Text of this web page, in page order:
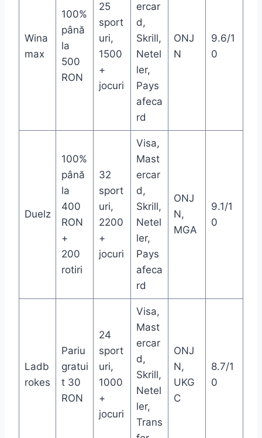
Wina
max
100%
până
la
500
RON
25
sport
uri,
1500
+
jocuri
ercar
d,
Skrill,
Netel
ler,
Pays
afeca
rd
ONJ
N
9.6/1
0
Duelz
100%
până
la
400
RON
+
200
rotiri
32
sport
uri,
2200
+
jocuri
Visa,
Mast
ercar
d,
Skrill,
Netel
ler,
Pays
afeca
rd
ONJ
N,
MGA
9.1/1
0
Ladb
rokes
Pariu
gratui
t 30
RON
24
sport
uri,
1000
+
jocuri
Visa,
Mast
ercar
d,
Skrill,
Netel
ler,
Trans
ONJ
N,
UKG
C
8.7/1
0